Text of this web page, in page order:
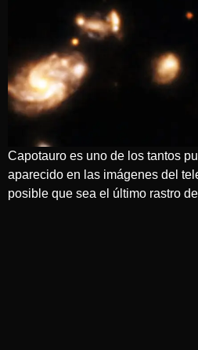
Capotauro es uno de los tantos
aparecido en las imágenes del
posible que sea el último rastro